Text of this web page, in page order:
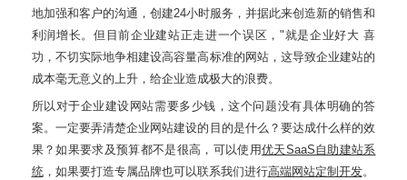
地加强和客户的沟通，创建24小时服务，并据此来创造新的销售和
利润增长。但目前企业建站正走进一个误区，"就是企业好大 喜
功，不切实际地争相建设高容量高标准的网站，这导致企业建站的
成本毫无意义的上升，给企业造成极大的浪费。
所以对于企业建设网站需要多少钱，这个问题没有具体明确的答
案。一定要弄清楚企业网站建设的目的是什么？要达成什么样的效
果？如果要求及预算都不是很高，可以使用优天SaaS自助建站系
统，如果要打造专属品牌也可以联系我们进行高端网站定制开发。